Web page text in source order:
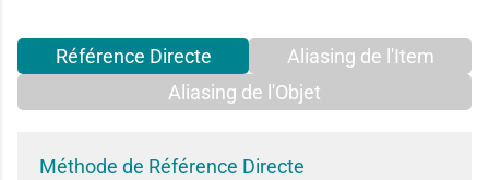
Référence Directe
Aliasing de l'Item
Aliasing de l'Objet
Méthode de Référence Directe